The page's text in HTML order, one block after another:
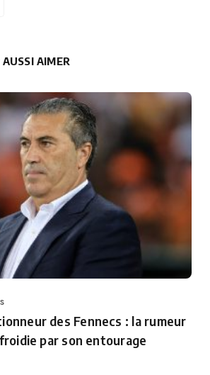
AIMER
des Fennecs : la rumeur
par son entourage